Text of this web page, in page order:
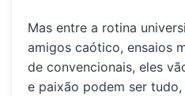
Mas entre a rotina
amigos caótico, ensaios
de convencionais, eles
e paixão podem ser